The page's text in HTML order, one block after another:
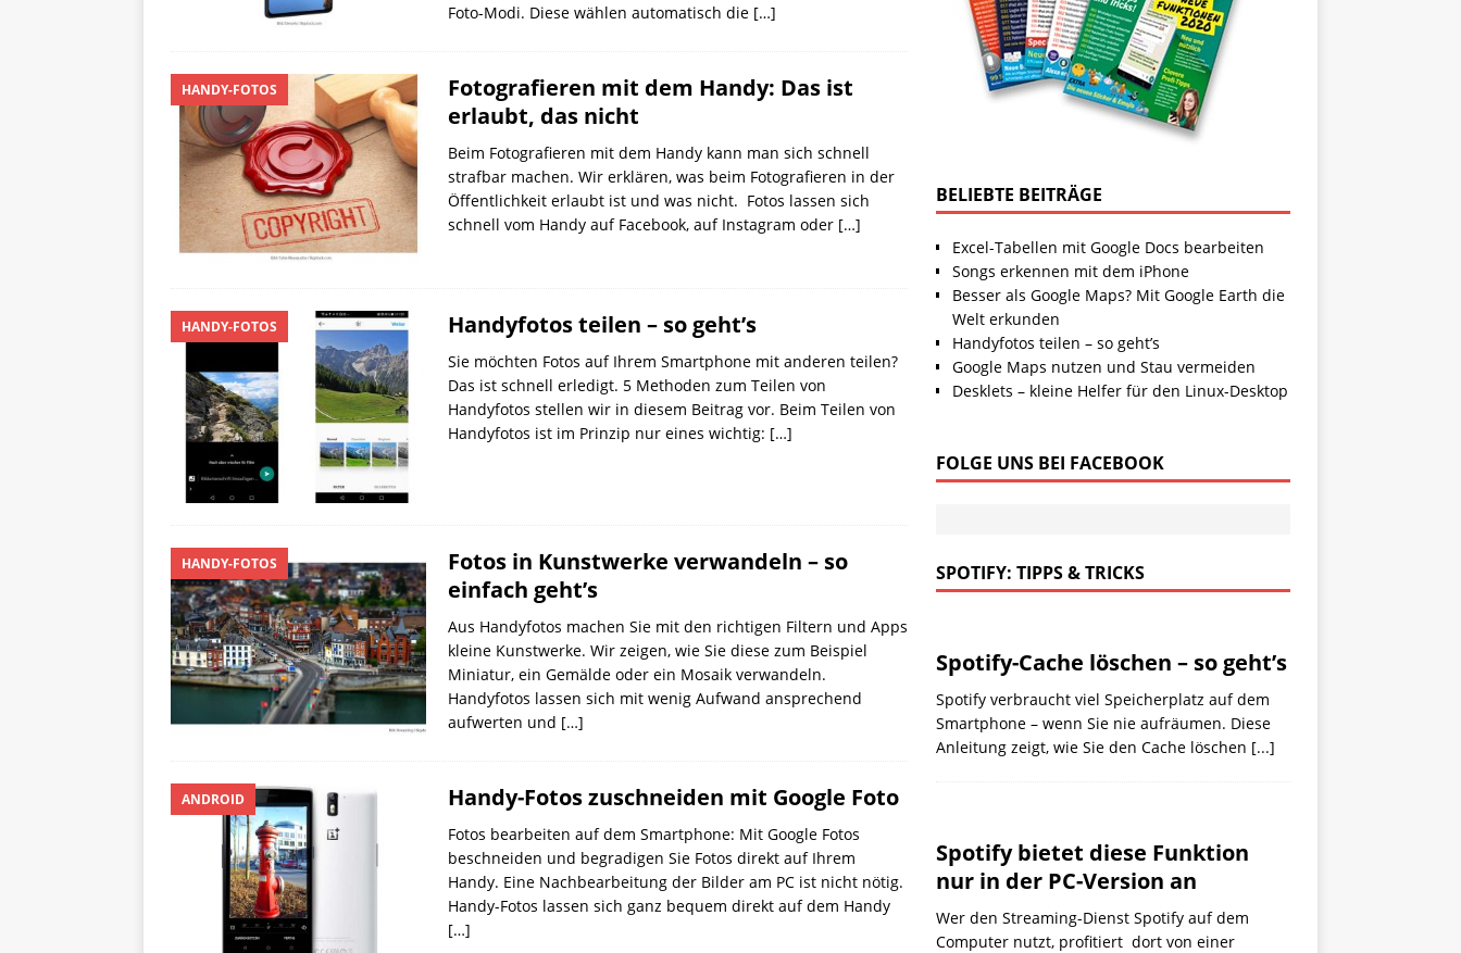
Foto-Modi. Diese wählen automatisch die […]
HANDY-FOTOS
Fotografieren mit dem Handy: Das ist
erlaubt, das nicht
Beim Fotografieren mit dem Handy kann man sich schnell
strafbar machen. Wir erklären, was beim Fotografieren in der
Öffentlichkeit erlaubt ist und was nicht. Fotos lassen sich
schnell vom Handy auf Facebook, auf Instagram oder […]
HANDY-FOTOS Handyfotos teilen – so geht’s
Sie möchten Fotos auf Ihrem Smartphone mit anderen teilen?
Das ist schnell erledigt. 5 Methoden zum Teilen von
Handyfotos stellen wir in diesem Beitrag vor. Beim Teilen von
Handyfotos ist im Prinzip nur eines wichtig: […]
HANDY-FOTOS
Fotos in Kunstwerke verwandeln – so
einfach geht’s
Aus Handyfotos machen Sie mit den richtigen Filtern und Apps
kleine Kunstwerke. Wir zeigen, wie Sie diese zum Beispiel
Miniatur, ein Gemälde oder ein Mosaik verwandeln.
Handyfotos lassen sich mit wenig Aufwand ansprechend
aufwerten und […]
ANDROID Handy-Fotos zuschneiden mit Google Foto
Fotos bearbeiten auf dem Smartphone: Mit Google Fotos
beschneiden und begradigen Sie Fotos direkt auf Ihrem
Handy. Eine Nachbearbeitung der Bilder am PC ist nicht nötig.
Handy-Fotos lassen sich ganz bequem direkt auf dem Handy
[…]
BELIEBTE BEITRÄGE
Excel-Tabellen mit Google Docs bearbeiten
Songs erkennen mit dem iPhone
Besser als Google Maps? Mit Google Earth die
Welt erkunden
Handyfotos teilen – so geht’s
Google Maps nutzen und Stau vermeiden
Desklets – kleine Helfer für den Linux-Desktop
FOLGE UNS BEI FACEBOOK
SPOTIFY: TIPPS & TRICKS
Spotify-Cache löschen – so geht’s
Spotify verbraucht viel Speicherplatz auf dem
Smartphone – wenn Sie nie aufräumen. Diese
Anleitung zeigt, wie Sie den Cache löschen [...]
Spotify bietet diese Funktion
nur in der PC-Version an
Wer den Streaming-Dienst Spotify auf dem
Computer nutzt, profitiert dort von einer